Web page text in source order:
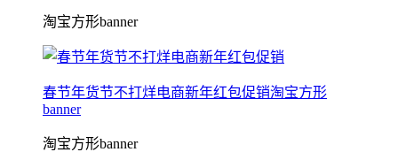
淘宝方形banner
春节年货节不打烊电商新年红包促销淘宝方形
banner
淘宝方形banner